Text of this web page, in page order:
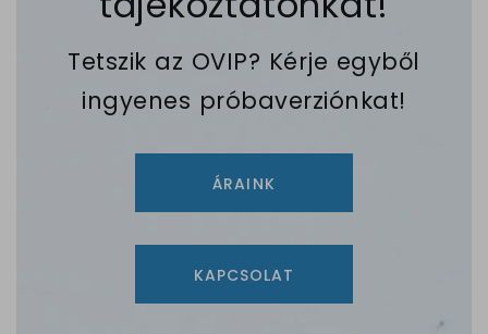
Tetszik az OVIP? Kérje egyből
ingyenes próbaverziónkat!
ÁRAINK
KAPCSOLAT